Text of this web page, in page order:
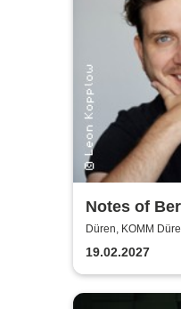
Notes of
von Joab
Düren, KOMM
19.02.2027